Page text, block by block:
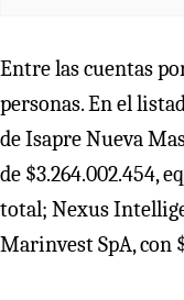
Entre las cuentas
personas. En el
de Isapre Nueva
de $3.264.002.454,
total; Nexus
Marinvest SpA, con